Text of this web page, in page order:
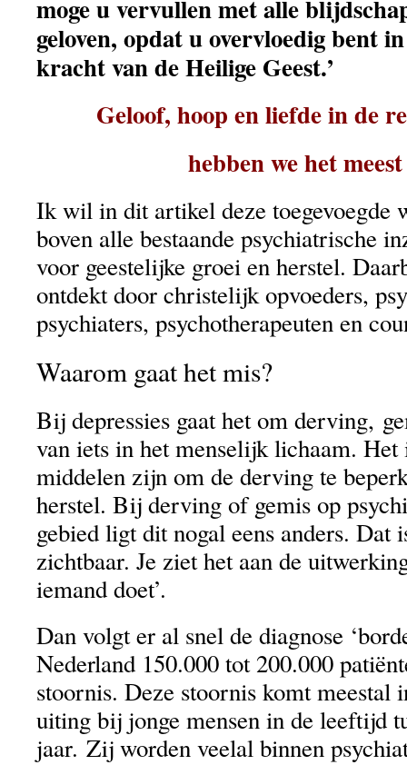
moge u vervullen met alle
geloven, opdat u overvloedig bent
kracht van de Heilige Geest.’
Geloof, hoop en liefde in de
hebben we het
Ik wil in dit artikel deze toegevoegde
boven alle bestaande psychiatrische
voor geestelijke groei en herstel.
ontdekt door christelijk opvoeders,
psychiaters, psychotherapeuten en
Waarom gaat het mis?
Bij depressies gaat het om derving,
van iets in het menselijk lichaam. Het
middelen zijn om de derving te
herstel. Bij derving of gemis op
gebied ligt dit nogal eens anders.
zichtbaar. Je ziet het aan de
iemand doet’.
Dan volgt er al snel de diagnose
Nederland 150.000 tot 200.000
stoornis. Deze stoornis komt meestal
uiting bij jonge mensen in de leeftijd
jaar. Zij worden veelal binnen